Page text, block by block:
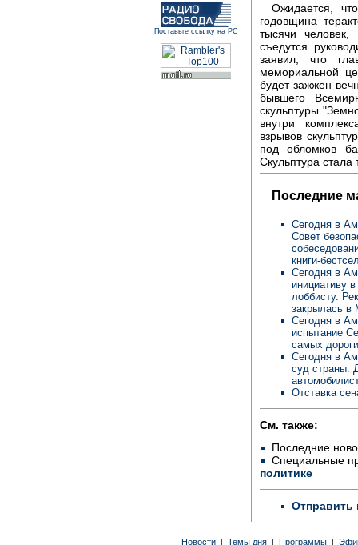
Поставьте ссылку на РС
Ожидается,
годовщина
тысячи
съедутся
заявил, что
мемориальной
будет зажжен
бывшего
скульптуры
внутри
взрывов
под обломков
Скульптура
Последние
Сегодня в
Совет
книги-
Сегодня в
инициативу
лоббисту.
закрылась в
Сегодня в
испытание
самых
Сегодня в
суд страны.
Отставка
См. также:
Последние
Специальные
политике
Отправить
Новости | Темы дня | Программы |